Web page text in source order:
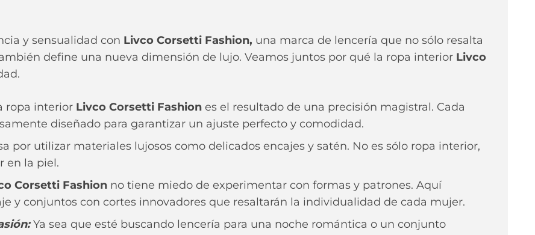
y sensualidad con Livco Corsetti Fashion, una marca de lencería que no sólo resalta
define una nueva dimensión de lujo. Veamos juntos por qué la ropa interior Livco
ropa interior Livco Corsetti Fashion es el resultado de una precisión magistral. Cada
diseñado para garantizar un ajuste perfecto y comodidad.
por utilizar materiales lujosos como delicados encajes y satén. No es sólo ropa interior,
en la piel.
Corsetti Fashion no tiene miedo de experimentar con formas y patrones. Aquí
y conjuntos con cortes innovadores que resaltarán la individualidad de cada mujer.
Ya sea que esté buscando lencería para una noche romántica o un conjunto